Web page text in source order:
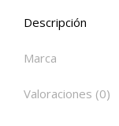
Descripción
Marca
Valoraciones (0)